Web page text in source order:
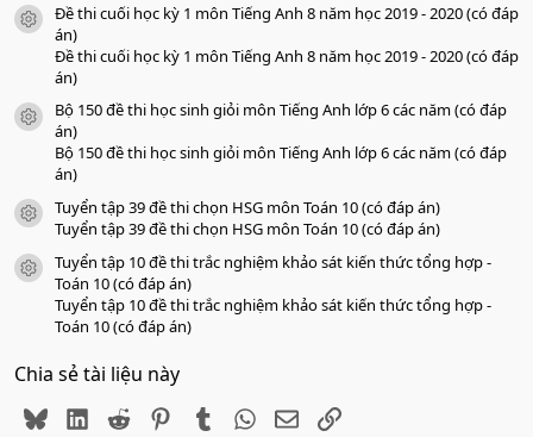
icon tài liệu
Đề thi cuối học kỳ 1 môn Tiếng Anh 8 năm học 2019 - 2020 (có đáp
án)
Đề thi cuối học kỳ 1 môn Tiếng Anh 8 năm học 2019 - 2020 (có đáp
án)
icon tài liệu
Bộ 150 đề thi học sinh giỏi môn Tiếng Anh lớp 6 các năm (có đáp
án)
Bộ 150 đề thi học sinh giỏi môn Tiếng Anh lớp 6 các năm (có đáp
án)
icon tài liệu
Tuyển tập 39 đề thi chọn HSG môn Toán 10 (có đáp án)
Tuyển tập 39 đề thi chọn HSG môn Toán 10 (có đáp án)
icon tài liệu
Tuyển tập 10 đề thi trắc nghiệm khảo sát kiến thức tổng hợp -
Toán 10 (có đáp án)
Tuyển tập 10 đề thi trắc nghiệm khảo sát kiến thức tổng hợp -
Toán 10 (có đáp án)
Chia sẻ tài liệu này
BlueskyLinkedIn
Reddit PinterestTumblr WhatsApp
EmailLink